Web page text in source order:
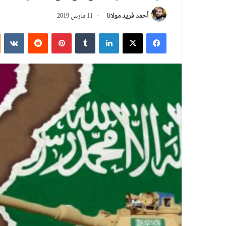
أحمد فريد مولانا 11 مارس 2019
فيسبوك ‫X لينكدإن بينتيريست